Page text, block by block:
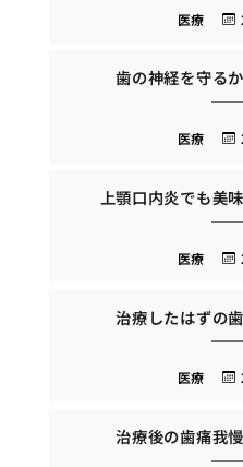
医療
歯の神経を守る
医療
上顎口内炎でも美
医療
治療したはずの
医療
治療後の歯痛我